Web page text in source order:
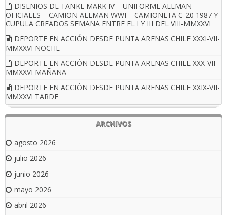
DISENIOS DE TANKE MARK IV – UNIFORME ALEMAN
OFICIALES – CAMION ALEMAN WWI – CAMIONETA C-20 1987 Y
CUPULA CREADOS SEMANA ENTRE EL I Y III DEL VIII-MMXXVI
DEPORTE EN ACCIÓN DESDE PUNTA ARENAS CHILE XXXI-VII-
MMXXVI NOCHE
DEPORTE EN ACCIÓN DESDE PUNTA ARENAS CHILE XXX-VII-
MMXXVI MAÑANA
DEPORTE EN ACCIÓN DESDE PUNTA ARENAS CHILE XXIX-VII-
MMXXVI TARDE
ARCHIVOS
agosto 2026
julio 2026
junio 2026
mayo 2026
abril 2026